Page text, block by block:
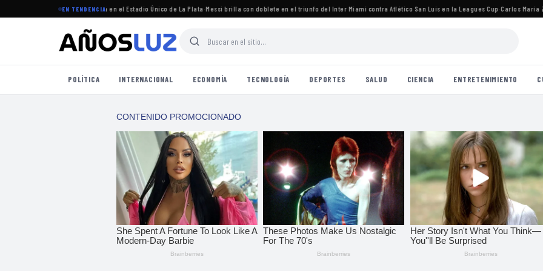
EN TENDENCIA
Clausura 2026 se jugará en el Estadio Único de La Plata·Messi brilla con doblete en el triunfo del Inter Miami contra Atlético San Luis en la Leagues Cup ·Carlos María
POLÍTICA INTERNACIONAL ECONOMÍA TECNOLOGÍA DEPORTES SALUD CIENCIA ENTRETENIMIENTO